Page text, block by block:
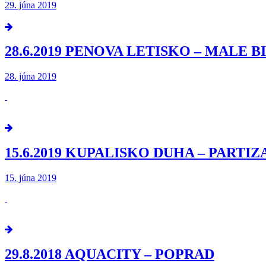
29. júna 2019
28.6.2019 PENOVA LETISKO – MALE
28. júna 2019
15.6.2019 KUPALISKO DUHA –
15. júna 2019
29.8.2018 AQUACITY – POPRAD